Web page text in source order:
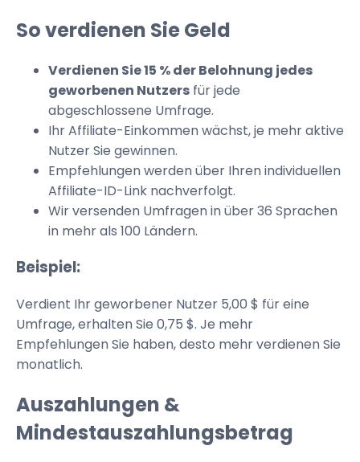
So verdienen Sie Geld
Verdienen Sie 15 % der Belohnung jedes
geworbenen Nutzersfür jede
abgeschlossene Umfrage.
Ihr Affiliate-Einkommen wächst, je mehr aktive
Nutzer Sie gewinnen.
Empfehlungen werden über Ihren individuellen
Affiliate-ID-Link nachverfolgt.
Wir versenden Umfragen in über 36 Sprachen
in mehr als 100 Ländern.
Beispiel:
Verdient Ihr geworbener Nutzer 5,00 $ für eine
Umfrage, erhalten Sie 0,75 $. Je mehr
Empfehlungen Sie haben, desto mehr verdienen Sie
monatlich.
Auszahlungen &
Mindestauszahlungsbetrag